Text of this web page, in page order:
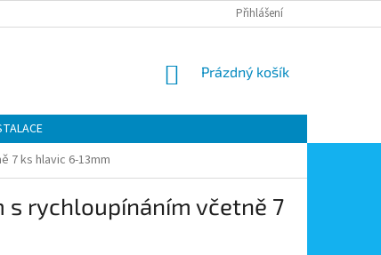
OSOBNÍCH ÚDAJŮ MOJE OBJEDNÁVKA
Přihlášení
NÁKUPNÍ
Prázdný košík
7 ks hlavic 6-13mm
s rychloupínáním včetně 7